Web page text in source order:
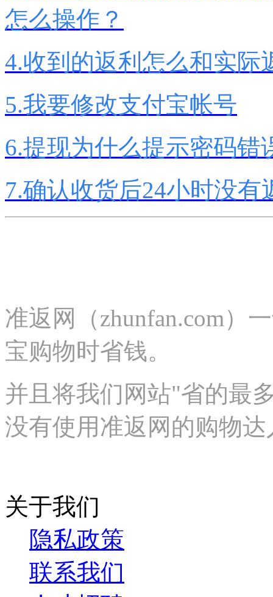
怎么操作？
4.收到的返利怎么和实际
5.我要修改支付宝帐号
6.提现为什么提示密码错
7.确认收货后24小时没有
准返网（zhunfan.com）
宝购物时省钱。
并且将我们网站"省的最
没有使用准返网的购物达
关于我们
隐私政策
联系我们